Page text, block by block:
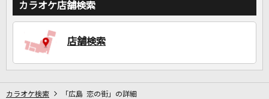
カラオケ店舗検索
店舗検索
カラオケ検索 「広島 恋の街」の詳細